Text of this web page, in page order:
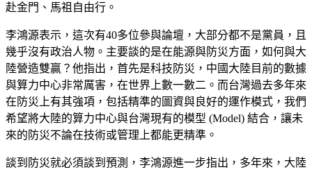
赴金門、馬祖自由行。
李鴻源表示，這次有40多位參與論壇，大部分都不是黨員，且
幾乎沒有政治人物。主要談的是在能源與防災方面，如何與大
陸營造雙贏？他指出，首先是科技防災，中國大陸目前的數據
與算力中心非常厲害，在世界上數一數二。而台灣過去多年來
在防災上有其強項，包括精準的圖資與良好的運作模式，我們
希望將大陸的算力中心與台灣現有的模型 (Model) 結合，讓未
來的防災不論在技術或管理上都能更精準。
談到防災就必須談到預測，李鴻源進一步指出，多年來，大陸